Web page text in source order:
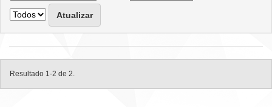
Resultado 1-2 de 2.